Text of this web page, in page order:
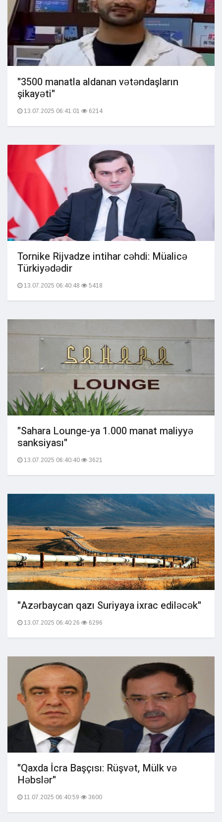
"3500 manatla aldanan vətəndaşların
şikayəti"
13.07.2025 06:41:01 6214
Tornike Rijvadze intihar cəhdi: Müalicə
Türkiyədədir
13.07.2025 06:40:48 5418
"Sahara Lounge-ya 1.000 manat maliyyə
sanksiyası"
13.07.2025 06:40:40 3621
"Azərbaycan qazı Suriyaya ixrac ediləcək"
13.07.2025 06:40:26 6296
"Qaxda İcra Başçısı: Rüşvət, Mülk və
Həbslər"
11.07.2025 06:40:59 3600